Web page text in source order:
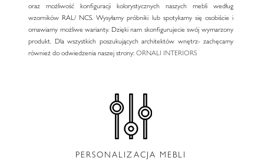
oraz możliwość konfiguracji kolorystycznych naszych mebli według
wzorników RAL/ NCS. Wysyłamy próbniki lub spotykamy się osobiście i
omawiamy możliwe warianty. Dzięki nam skonfigurujecie swój wymarzony
produkt. Dla wszystkich poszukujących architektów wnętrz- zachęcamy
również do odwiedzenia naszej strony:ORNALI INTERIORS
PERSONALIZACJA MEBLI